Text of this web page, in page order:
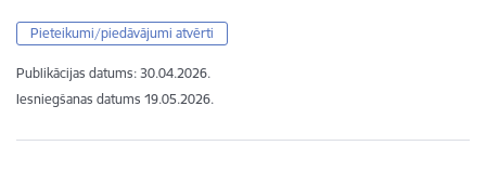
Pieteikumi/piedāvājumi atvērti
Publikācijas datums: 30.04.2026.
Iesniegšanas datums 19.05.2026.